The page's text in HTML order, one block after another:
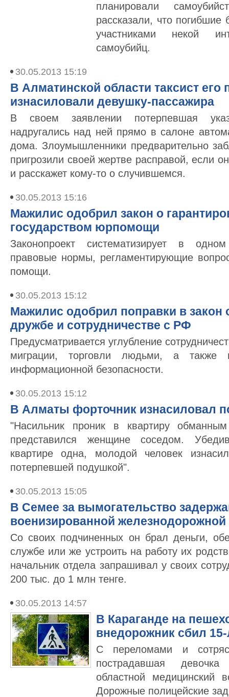
планировали
рассказали, что
участниками некой
самоубийц.
30.05.2013 15:19
В Алматинской области таксист его
изнасиловали девушку-пассажира
В своем заявлении потерпевшая
надругались над ней прямо в салоне
дома. Злоумышленники предварительно
пригрозили своей жертве расправой, если
и расскажет кому-то о случившемся.
30.05.2013 15:16
Мажилис одобрил закон о
государством юрпомощи
Законопроект систематизирует в
правовые нормы, регламентирующие
помощи.
30.05.2013 15:12
Мажилис одобрил поправки в
дружбе и сотрудничестве с РФ
Предусматривается углубление
миграции, торговли людьми, а также
информационной безопасности.
30.05.2013 15:12
В Алматы форточник изнасиловал
"Насильник проник в квартиру
представился женщине соседом.
квартире одна, молодой человек
потерпевшей подушкой".
30.05.2013 15:05
В Семее за вымогательство
военизированной
Со своих подчиненных он брал деньги,
службе или же устроить на работу их
начальник отдела запрашивал у своих
200 тыс. до 1 млн тенге.
30.05.2013 14:57
В Караганде на
внедорожник сбил
С переломами и
пострадавшая
областной медицинский
Дорожные полицейские